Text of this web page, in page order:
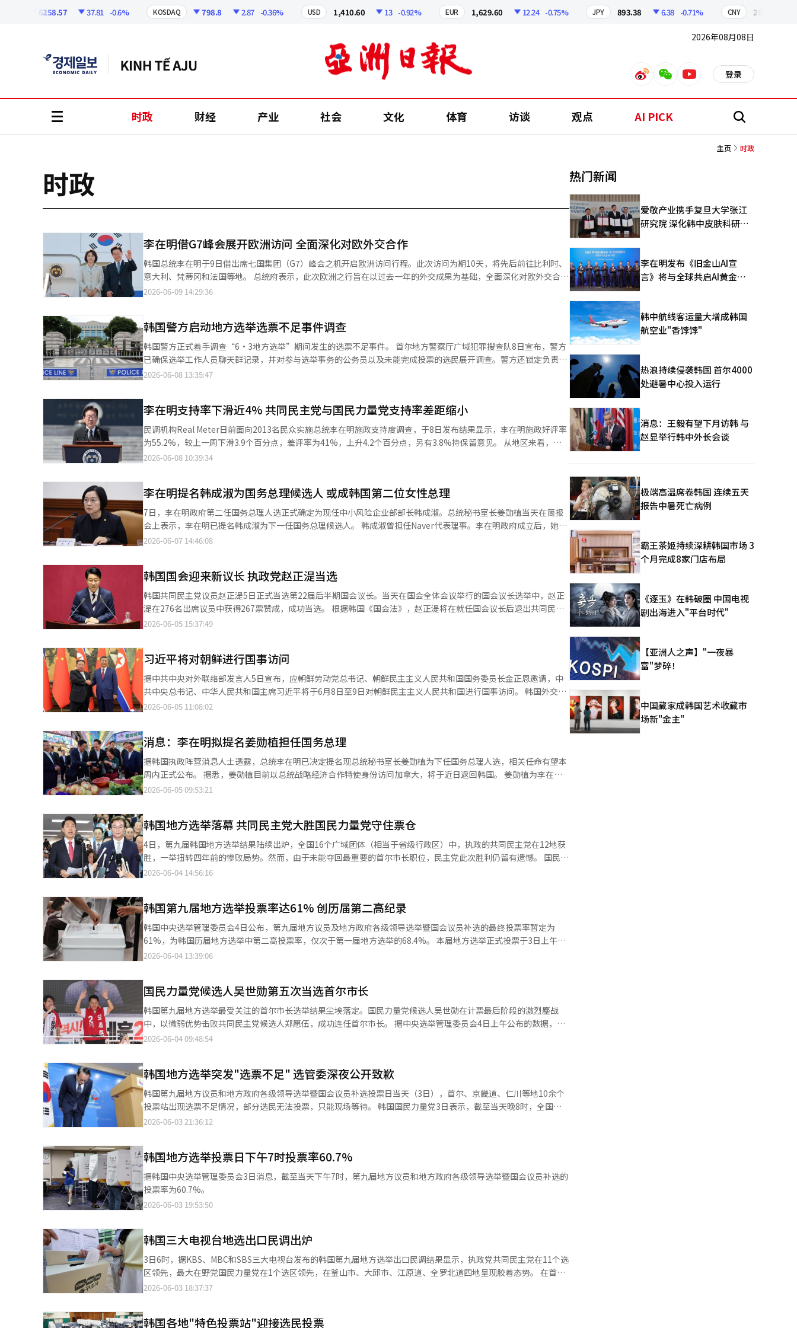
6258.57 37.81 -0.6% KOSDAQ 798.8 2.87 -0.36% USD 1,410.60 13 -0.92% EUR 1,629.60 12.24 -0.75% JPY 893.38 6.38 -0.71% CNY 209.17
2026年08月08日
weiboweixinyoutube 登录
时政 财经 产业 社会 文化 体育 访谈 观点 AI PICK 搜
主页 时政
时政
李在明借G7峰会展开欧洲访问 全面深化对欧外交合作
韩国总统李在明于9日借出席七国集团（G7）峰会之机开启欧洲访问行程。此次访问为期10天，将先后前往比利时、
意大利、梵蒂冈和法国等地。 总统府表示，此次欧洲之行旨在以过去一年的外交成果为基础，全面深化对欧外交合
作，并进一步巩固韩国作为“全球负责任国家”的国际地位。 李在明将于当晚（以下均为当地时间）抵达比利时布鲁
2026-06-09 14:29:36
韩国警方启动地方选举选票不足事件调查
韩国警方正式着手调查“6·3地方选举”期间发生的选票不足事件。 首尔地方警察厅广域犯罪搜查队8日宣布，警方
已确保选举工作人员聊天群记录，并对参与选举事务的公务员以及未能完成投票的选民展开调查。警方还锁定负责选
票印刷供应的印刷企业，并正在进行相关调查。 当天上午，警方还传唤此前以“渎职”等嫌疑举报韩国中央选举管理
2026-06-08 13:35:47
李在明支持率下滑近4% 共同民主党与国民力量党支持率差距缩小
民调机构Real Meter日前面向2013名民众实施总统李在明施政支持度调查，于8日发布结果显示，李在明施政好评率
为55.2%，较上一周下滑3.9个百分点，差评率为41%，上升4.2个百分点，另有3.8%持保留意见。 从地区来看，釜
山、蔚山、庆尚南道地区的支持率下跌最明显为49.7%，较上周下滑6.0个百分点。首尔、大邱和庆尚北道也下滑超过
2026-06-08 10:39:34
李在明提名韩成淑为国务总理候选人 或成韩国第二位女性总理
7日，李在明政府第二任国务总理人选正式确定为现任中小风险企业部部长韩成淑。总统秘书室长姜勋植当天在简报
会上表示，李在明已提名韩成淑为下一任国务总理候选人。 韩成淑曾担任Naver代表理事。李在明政府成立后，她出
任首任中小风险企业部部长，并一直主导以中小企业和个体工商户为中心的民生政策。若提名获得国会批准，韩成淑
2026-06-07 14:46:08
韩国国会迎来新议长 执政党赵正湜当选
韩国共同民主党议员赵正湜5日正式当选第22届后半期国会议长。当天在国会全体会议举行的国会议长选举中，赵正
湜在276名出席议员中获得267票赞成，成功当选。 根据韩国《国会法》，赵正湜将在就任国会议长后退出共同民主
党，以无党籍身份履职。国会议长任期为两年，至2028年5月结束。赵正湜于上月13日在共同民主党党内投票中获得
2026-06-05 15:37:49
习近平将对朝鲜进行国事访问
据中共中央对外联络部发言人5日宣布，应朝鲜劳动党总书记、朝鲜民主主义人民共和国国务委员长金正恩邀请，中
共中央总书记、中华人民共和国主席习近平将于6月8日至9日对朝鲜民主主义人民共和国进行国事访问。 韩国外交部
负责人当天就习近平访问朝鲜表示，期待中方为韩半岛问题发挥建设性作用。韩国政府密切关注相关动向，期待中朝
2026-06-05 11:08:02
消息：李在明拟提名姜勋植担任国务总理
据韩国执政阵营消息人士透露，总统李在明已决定提名现总统秘书室长姜勋植为下任国务总理人选，相关任命有望本
周内正式公布。 据悉，姜勋植目前以总统战略经济合作特使身份访问加拿大，将于近日返回韩国。 姜勋植为李在明
政府成立后首任秘书室长，长期在总统身边参与国家重大事务决策，被视为李在明核心幕僚之一。他不仅熟悉李在明
2026-06-05 09:53:21
韩国地方选举落幕 共同民主党大胜国民力量党守住票仓
4日，第九届韩国地方选举结果陆续出炉，全国16个广域团体（相当于省级行政区）中，执政的共同民主党在12地获
胜，一举扭转四年前的惨败局势。然而，由于未能夺回最重要的首尔市长职位，民主党此次胜利仍留有遗憾。 国民力
量党虽成功守住首尔，但仅在庆尚北道、庆尚南道和大邱等传统票仓取得胜利，继立法、行政权力之后，连地方权力
2026-06-04 14:56:16
韩国第九届地方选举投票率达61% 创历届第二高纪录
韩国中央选举管理委员会4日公布，第九届地方议员及地方政府各级领导选举暨国会议员补选的最终投票率暂定为
61%，为韩国历届地方选举中第二高投票率，仅次于第一届地方选举的68.4%。 本届地方选举正式投票于3日上午6
时至下午6时举行，共有2724.9586万名选民参与投票，占全体4464.9908万名选民的61%。最终投票率综合计入了上
2026-06-04 13:39:06
国民力量党候选人吴世勋第五次当选首尔市长
韩国第九届地方选举最受关注的首尔市长选举结果尘埃落定。国民力量党候选人吴世勋在计票最后阶段的激烈鏖战
中，以微弱优势击败共同民主党候选人郑愿伍，成功连任首尔市长。 据中央选举管理委员会4日上午公布的数据，计
票率达到97.7%的情况下，吴世勋已获得48.94%的选票，领先获得48.34%选票的郑愿伍0.6个百分点，双方票差为
2026-06-04 09:48:54
韩国地方选举突发"选票不足" 选管委深夜公开致歉
韩国第九届地方议员和地方政府各级领导选举暨国会议员补选投票日当天（3日），首尔、京畿道、仁川等地10余个
投票站出现选票不足情况，部分选民无法投票，只能现场等待。 韩国国民力量党3日表示，截至当天晚8时，全国共
有17个投票站发生选票短缺问题。其中，在首尔蚕室7洞第二投票站，还一度出现选民正在等待领取选票时，选举管
2026-06-03 21:36:12
韩国地方选举投票日下午7时投票率60.7%
据韩国中央选举管理委员会3日消息，截至当天下午7时，第九届地方议员和地方政府各级领导选举暨国会议员补选的
投票率为60.7%。
2026-06-03 19:53:50
韩国三大电视台地选出口民调出炉
3日6时，据KBS、MBC和SBS三大电视台发布的韩国第九届地方选举出口民调结果显示，执政党共同民主党在11个选
区领先，最大在野党国民力量党在1个选区领先，在釜山市、大邱市、江原道、全罗北道四地呈现胶着态势。 在首尔
市长方面，共同民主党候选人郑愿伍以51.4%领先国民力量党候选人吴世勋（46%）。在釜山市长方面，共同民主党
2026-06-03 18:37:37
韩国各地"特色投票站"迎接选民投票
热门新闻
爱敬产业携手复旦大学张江
研究院 深化韩中皮肤科研合
李在明发布《旧金山AI宣
言》将与全球共启AI黄金时
韩中航线客运量大增成韩国
航空业"香饽饽"
热浪持续侵袭韩国 首尔4000
处避暑中心投入运行
消息：王毅有望下月访韩 与
赵显举行韩中外长会谈
极端高温席卷韩国 连续五天
报告中暑死亡病例
霸王茶姬持续深耕韩国市场 3
个月完成8家门店布局
《逐玉》在韩破圈 中国电视
剧出海进入"平台时代"
【亚洲人之声】"一夜暴
富"梦碎！
中国藏家成韩国艺术收藏市
场新"金主"